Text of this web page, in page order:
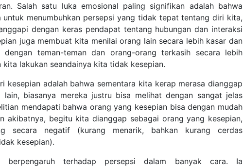
Salah satu luka emosional paling signifikan adalah bahwa
untuk menumbuhkan persepsi yang tidak tepat tentang diri kita,
dengan keras pendapat tentang hubungan dan interaksi
juga membuat kita menilai orang lain secara lebih kasar dan
dengan teman-teman dan orang-orang terkasih secara lebih
lakukan seandainya kita tidak kesepian.
kesepian adalah bahwa sementara kita kerap merasa dianggap
biasanya mereka justru bisa melihat dengan sangat jelas
mendapati bahwa orang yang kesepian bisa dengan mudah
akibatnya, begitu kita dianggap sebagai orang yang kesepian,
secara negatif (kurang menarik, bahkan kurang cerdas
kesepian).
berpengaruh terhadap persepsi dalam banyak cara. Ia